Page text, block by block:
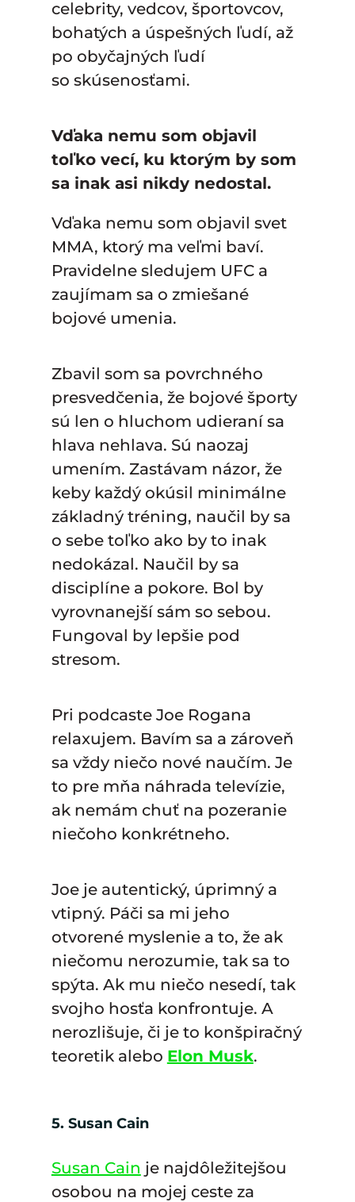
celebrity, vedcov, športovcov,
bohatých a úspešných ľudí, až
po obyčajných ľudí
so skúsenosťami.
Vďaka nemu som objavil
toľko vecí, ku ktorým by som
sa inak asi nikdy nedostal.
Vďaka nemu som objavil svet
MMA, ktorý ma veľmi baví.
Pravidelne sledujem UFC a
zaujímam sa o zmiešané
bojové umenia.
Zbavil som sa povrchného
presvedčenia, že bojové športy
sú len o hluchom udieraní sa
hlava nehlava. Sú naozaj
umením. Zastávam názor, že
keby každý okúsil minimálne
základný tréning, naučil by sa
o sebe toľko ako by to inak
nedokázal. Naučil by sa
disciplíne a pokore. Bol by
vyrovnanejší sám so sebou.
Fungoval by lepšie pod
stresom.
Pri podcaste Joe Rogana
relaxujem. Bavím sa a zároveň
sa vždy niečo nové naučím. Je
to pre mňa náhrada televízie,
ak nemám chuť na pozeranie
niečoho konkrétneho.
Joe je autentický, úprimný a
vtipný. Páči sa mi jeho
otvorené myslenie a to, že ak
niečomu nerozumie, tak sa to
spýta. Ak mu niečo nesedí, tak
svojho hosťa konfrontuje. A
nerozlišuje, či je to konšpiračný
teoretik alebo Elon Musk.
5. Susan Cain
Susan Cain je najdôležitejšou
osobou na mojej ceste za